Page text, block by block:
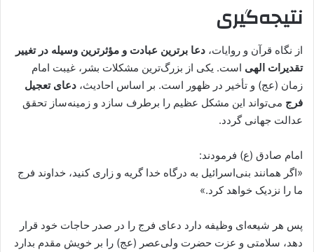
نتیجه‌گیری
از نگاه قرآن و روایات، دعا برترین عبادت و مؤثرترین وسیله در تغییر
تقدیرات الهی است. یکی از بزرگ‌ترین مشکلات بشر، غیبت امام
زمان (عج) و تأخیر در ظهور است. بر اساس احادیث، دعای تعجیل
فرج می‌تواند این مشکل عظیم را برطرف سازد و زمینه‌ساز تحقق
عدالت جهانی گردد.
امام صادق (ع) فرمودند:
«اگر همانند بنی‌اسرائیل به درگاه خدا گریه و زاری کنید، خداوند فرج
ما را نزدیک خواهد کرد.»
پس هر شیعه‌ای وظیفه دارد دعای فرج را در صدر حاجات خود قرار
دهد، سلامتی و عزت حضرت ولی‌عصر (عج) را بر خویش مقدم بدارد